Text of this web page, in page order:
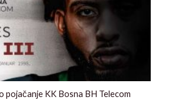
pojačanje KK Bosna BH Telecom